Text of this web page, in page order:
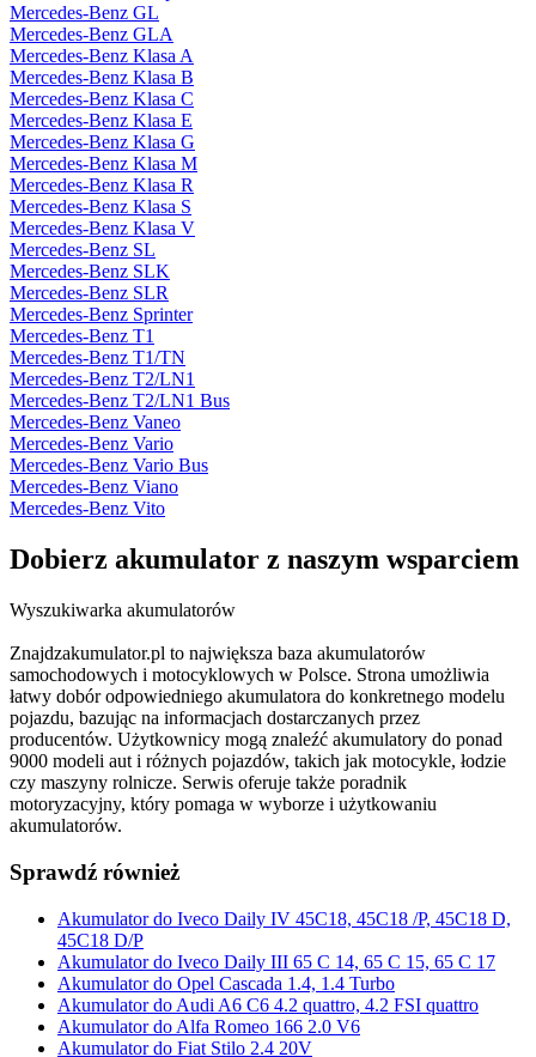
Mercedes-Benz GL
Mercedes-Benz GLA
Mercedes-Benz Klasa A
Mercedes-Benz Klasa B
Mercedes-Benz Klasa C
Mercedes-Benz Klasa E
Mercedes-Benz Klasa G
Mercedes-Benz Klasa M
Mercedes-Benz Klasa R
Mercedes-Benz Klasa S
Mercedes-Benz Klasa V
Mercedes-Benz SL
Mercedes-Benz SLK
Mercedes-Benz SLR
Mercedes-Benz Sprinter
Mercedes-Benz T1
Mercedes-Benz T1/TN
Mercedes-Benz T2/LN1
Mercedes-Benz T2/LN1 Bus
Mercedes-Benz Vaneo
Mercedes-Benz Vario
Mercedes-Benz Vario Bus
Mercedes-Benz Viano
Mercedes-Benz Vito
Dobierz akumulator z naszym wsparciem
Wyszukiwarka akumulatorów
Znajdzakumulator.pl to największa baza akumulatorów
samochodowych i motocyklowych w Polsce. Strona umożliwia
łatwy dobór odpowiedniego akumulatora do konkretnego modelu
pojazdu, bazując na informacjach dostarczanych przez
producentów. Użytkownicy mogą znaleźć akumulatory do ponad
9000 modeli aut i różnych pojazdów, takich jak motocykle, łodzie
czy maszyny rolnicze. Serwis oferuje także poradnik
motoryzacyjny, który pomaga w wyborze i użytkowaniu
akumulatorów.
Sprawdź również
Akumulator do Iveco Daily IV 45C18, 45C18 /P, 45C18 D,
45C18 D/P
Akumulator do Iveco Daily III 65 C 14, 65 C 15, 65 C 17
Akumulator do Opel Cascada 1.4, 1.4 Turbo
Akumulator do Audi A6 C6 4.2 quattro, 4.2 FSI quattro
Akumulator do Alfa Romeo 166 2.0 V6
Akumulator do Fiat Stilo 2.4 20V